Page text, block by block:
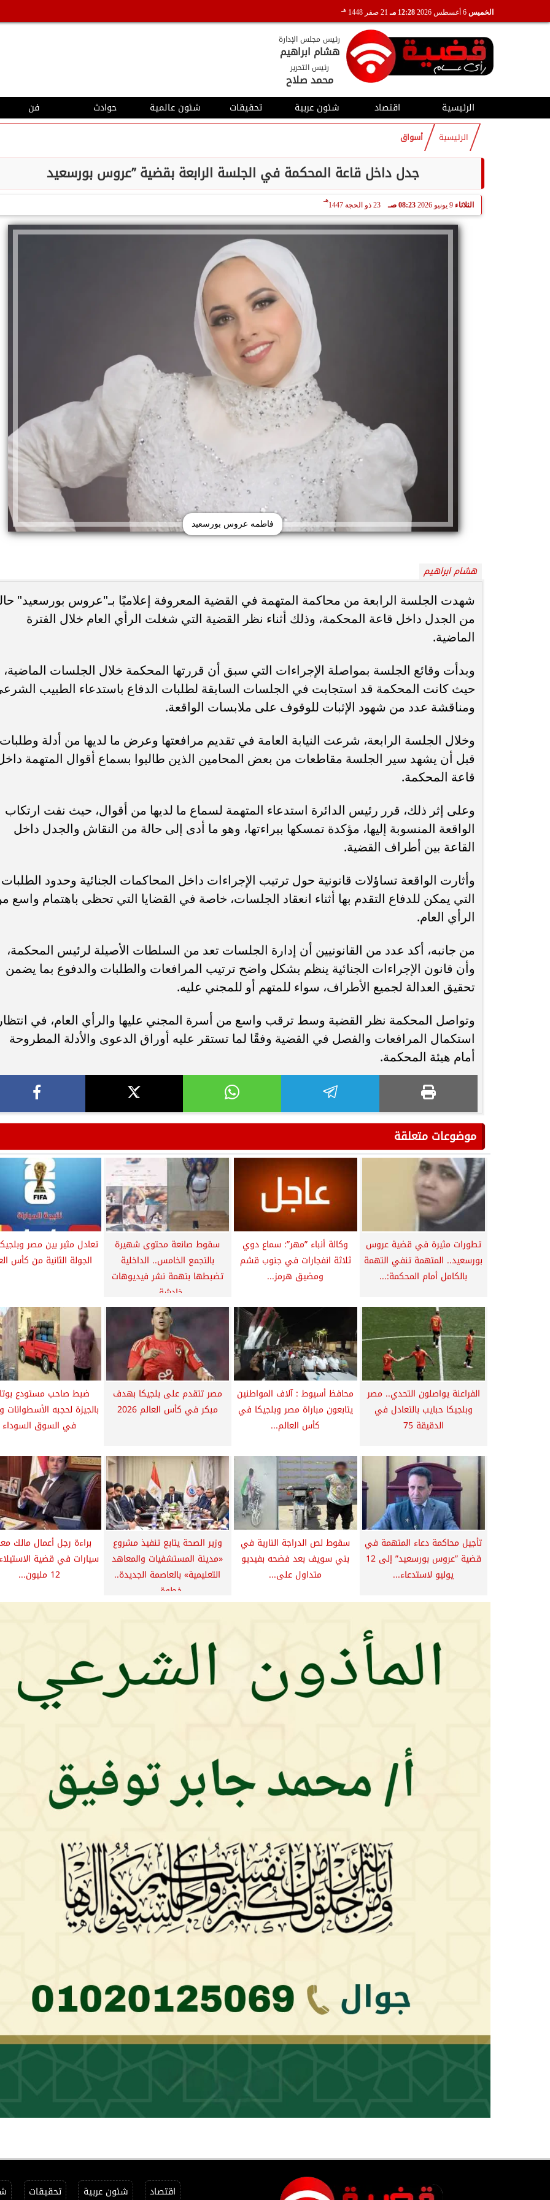
الخميس 12:28 مـ 21 صفر 1448 هـ
رئيس مجلس الإدارة
هشام ابراهيم
رئيس التحرير
محمد صلاح
الرئيسية اقتصاد شئون عربية تحقيقات شئون عالمية حوادث فن
الرئيسية أسواق
جدل داخل قاعة المحكمة في الجلسة الرابعة بقضية ”عروس بورسعيد
الثلاثاء 9 يونيو 2026 08:23 صـ 23 ذو الحجة 1447
هـ
فاطمه عروس بورسعيد
هشام ابراهيم
شهدت الجلسة الرابعة من محاكمة المتهمة في القضية المعروفة إعلاميًا بـ"عروس بورسعيد"
من الجدل داخل قاعة المحكمة، وذلك أثناء نظر القضية التي شغلت الرأي العام خلال الفترة
الماضية.
وبدأت وقائع الجلسة بمواصلة الإجراءات التي سبق أن قررتها المحكمة خلال الجلسات الماضية،
حيث كانت المحكمة قد استجابت في الجلسات السابقة لطلبات الدفاع باستدعاء الطبيب
ومناقشة عدد من شهود الإثبات للوقوف على ملابسات الواقعة.
وخلال الجلسة الرابعة، شرعت النيابة العامة في تقديم مرافعتها وعرض ما لديها من أدلة
قبل أن يشهد سير الجلسة مقاطعات من بعض المحامين الذين طالبوا بسماع أقوال المتهمة
قاعة المحكمة.
وعلى إثر ذلك، قرر رئيس الدائرة استدعاء المتهمة لسماع ما لديها من أقوال، حيث نفت ارتكاب
الواقعة المنسوبة إليها، مؤكدة تمسكها ببراءتها، وهو ما أدى إلى حالة من النقاش والجدل داخل
القاعة بين أطراف القضية.
وأثارت الواقعة تساؤلات قانونية حول ترتيب الإجراءات داخل المحاكمات الجنائية وحدود الطلبات
التي يمكن للدفاع التقدم بها أثناء انعقاد الجلسات، خاصة في القضايا التي تحظى باهتمام واسع
الرأي العام.
من جانبه، أكد عدد من القانونيين أن إدارة الجلسات تعد من السلطات الأصيلة لرئيس المحكمة،
وأن قانون الإجراءات الجنائية ينظم بشكل واضح ترتيب المرافعات والطلبات والدفوع بما يضمن
تحقيق العدالة لجميع الأطراف، سواء للمتهم أو للمجني عليه.
وتواصل المحكمة نظر القضية وسط ترقب واسع من أسرة المجني عليها والرأي العام، في انتظار
استكمال المرافعات والفصل في القضية وفقًا لما تستقر عليه أوراق الدعوى والأدلة المطروحة
أمام هيئة المحكمة.
موضوعات متعلقة
تطورات مثيرة في قضية عروس
بورسعيد.. المتهمة تنفي التهمة
بالكامل أمام المحكمة:...
وكالة أنباء ”مهر”: سماع دوي
ثلاثة انفجارات في جنوب قشم
ومضيق هرمز...
سقوط صانعة محتوى شهيرة
بالتجمع الخامس.. الداخلية
تضبطها بتهمة نشر فيديوهات
خادشة...
تعادل مثير بين مصر
الجولة الثانية من كأس
الفراعنة يواصلون التحدي.. مصر
وبلجيكا حبايب بالتعادل في
الدقيقة 75
محافظ أسيوط : آلاف المواطنين
يتابعون مباراة مصر وبلجيكا في
كأس العالم...
مصر تتقدم على بلجيكا بهدف
مبكر في كأس العالم 2026
ضبط صاحب مستودع
بالجيزة لحجبه الأسطوانات
في السوق السوداء
تأجيل محاكمة دعاء المتهمة في
قضية ”عروس بورسعيد” إلى 12
يوليو لاستدعاء...
سقوط لص الدراجة النارية في
بني سويف بعد فضحه بفيديو
متداول على...
وزير الصحة يتابع تنفيذ مشروع
«مدينة المستشفيات والمعاهد
التعليمية» بالعاصمة الجديدة..
خطوة...
براءة رجل أعمال مالك
سيارات في قضية
12 مليون...
محافظ أسيوط : حملات مكثفة لرفع
الإشغالات بحي شرق لإعادة الانضباط
وتحقيق...
رحلت في أثناء أداء رسالتها.. وفاة ممرضة
بمستشفى بني عبيد والأهالي ينعونها
محافظ القاهرة يعتمد جدول إمتحانات
الثاني للعام الدراسي ٢٠٢٥...
اقتصاد شئون عربية تحقيقات